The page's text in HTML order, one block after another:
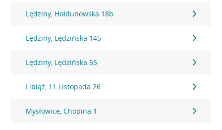
Lędziny, Hołdunowska 18b
Lędziny, Lędzińska 145
Lędziny, Lędzińska 55
Libiąż, 11 Listopada 26
Mysłowice, Chopina 1